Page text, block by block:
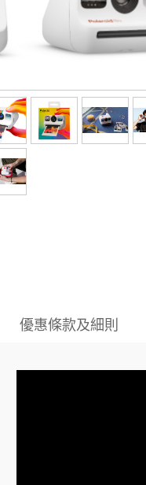
優惠條款及細則